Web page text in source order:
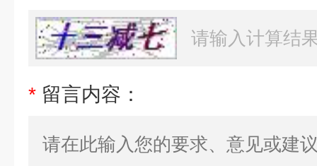
* 留言内容：